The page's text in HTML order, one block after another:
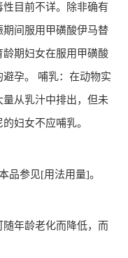
目前不详。除非确有
间服用甲磺酸伊马替
期妇女在服用甲磺酸
孕。 哺乳：在动物实
从乳汁中排出，但未
妇女不应哺乳。
品参见[用法用量]。
随年龄老化而降低，而